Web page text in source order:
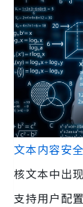
文本内容安
核文本中出
支持用户配